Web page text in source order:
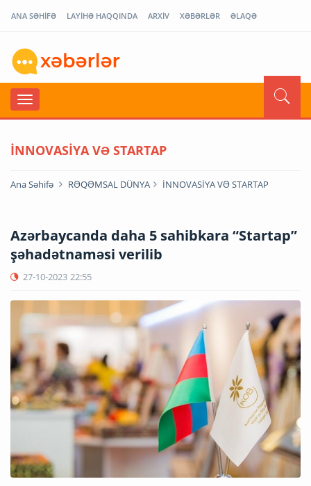
ANA SƏHİFƏ LAYİHƏ HAQQINDA ARXİV XƏBƏRLƏR ƏLAQƏ
İNNOVASİYA VƏ STARTAP
Ana Səhifə RƏQƏMSAL DÜNYA İNNOVASİYA VƏ STARTAP
Azərbaycanda daha 5 sahibkara “Startap”
şəhadətnaməsi verilib
27-10-2023 22:55